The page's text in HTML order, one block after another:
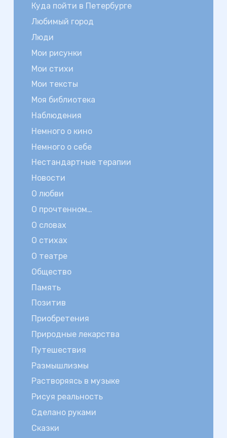
Куда пойти в Петербурге
Любимый город
Люди
Мои рисунки
Мои стихи
Мои тексты
Моя библиотека
Наблюдения
Немного о кино
Немного о себе
Нестандартные терапии
Новости
О любви
О прочтенном…
О словах
О стихах
О театре
Общество
Память
Позитив
Приобретения
Природные лекарства
Путешествия
Размышлизмы
Растворяясь в музыке
Рисуя реальность
Сделано руками
Сказки